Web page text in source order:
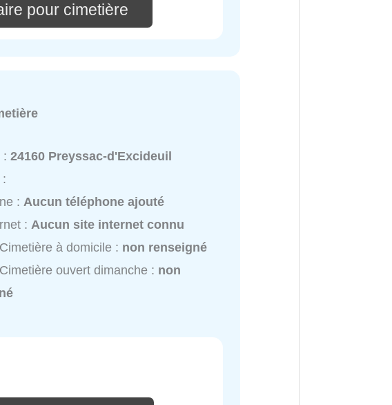
pour cimetière
:24160 Preyssac-d'Excideuil
:
:Aucun téléphone ajouté
:Aucun site internet connu
à domicile : non renseigné
ouvert dimanche : non